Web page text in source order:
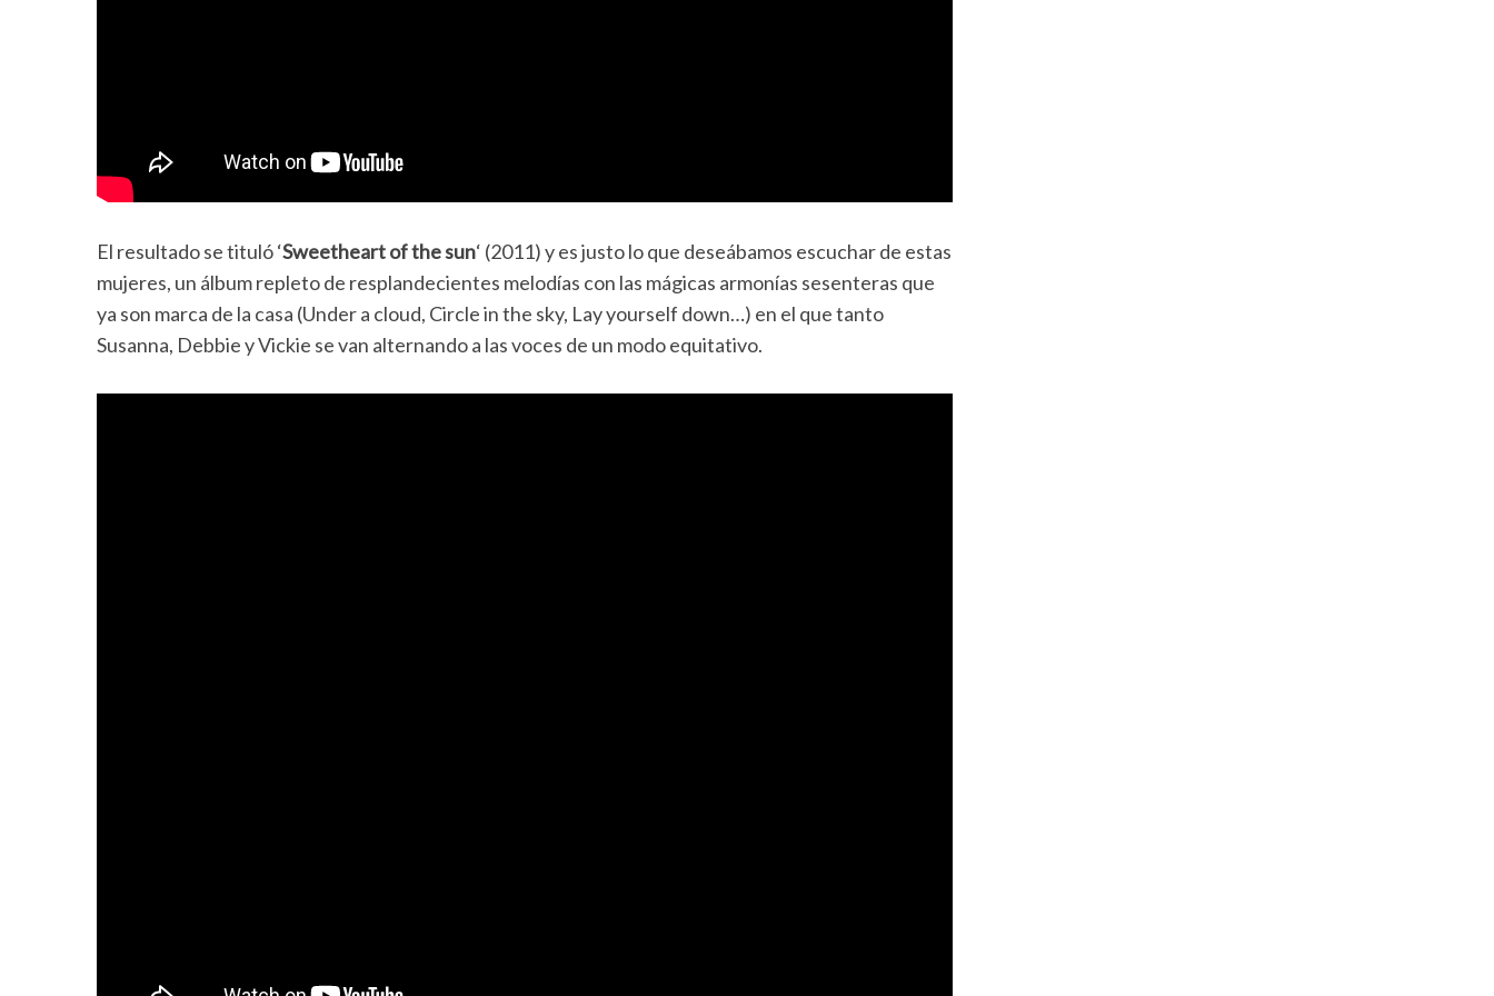
El resultado se tituló ‘Sweetheart of the sun‘ (2011) y es justo lo que deseábamos escuchar de estas
mujeres, un álbum repleto de resplandecientes melodías con las mágicas armonías sesenteras que
ya son marca de la casa (Under a cloud, Circle in the sky, Lay yourself down…) en el que tanto
Susanna, Debbie y Vickie se van alternando a las voces de un modo equitativo.